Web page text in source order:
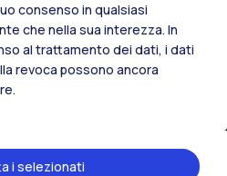
consenso in qualsiasi
che nella sua interezza. In
al trattamento dei dati, i dati
revoca possono ancora
i selezionati